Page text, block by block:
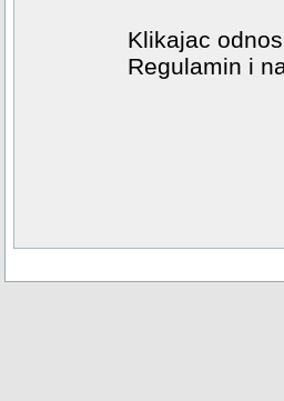
Klikajac
Regulamin i